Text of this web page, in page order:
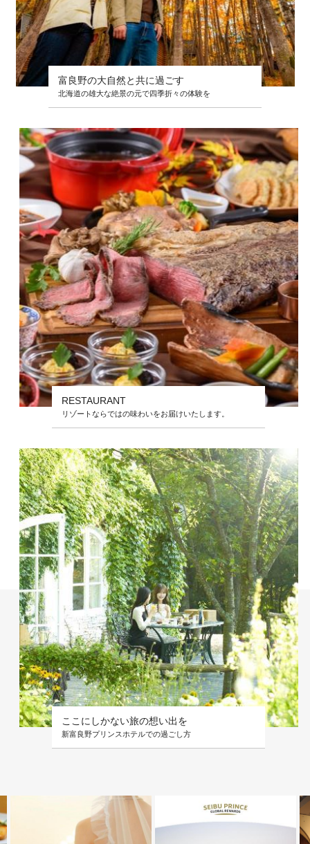
富良野の大自然と共に過ごす
北海道の雄大な絶景の元で四季折々の体験を
RESTAURANT
リゾートならではの味わいをお届けいたします。
ここにしかない旅の想い出を
新富良野プリンスホテルでの過ごし方